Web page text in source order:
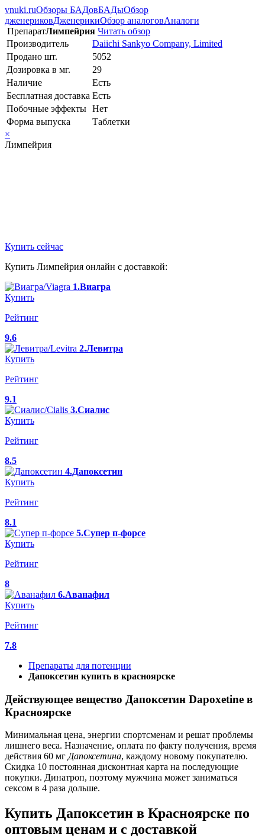
vnuki.ruОбзоры БАДовБАДыОбзор
дженериковДженерикиОбзор аналоговАналоги
ПрепаратЛимпейрия Читать обзор
Производитель
Daiichi Sankyo Company, Limited
Продано шт.
5052
Дозировка в мг.
29
Наличие
Есть
Бесплатная доставка Есть
Побочные эффекты Нет
Форма выпуска
Таблетки
×
Лимпейрия
Купить сейчас
Купить Лимпейрия онлайн с доставкой:
1.Виагра
Купить
Рейтинг
9.6
2.Левитра
Купить
Рейтинг
9.1
3.Сиалис
Купить
Рейтинг
8.5
4.Дапоксетин
Купить
Рейтинг
8.1
5.Супер п-форсе
Купить
Рейтинг
8
6.Аванафил
Купить
Рейтинг
7.8
Препараты для потенции
Дапоксетин купить в красноярске
Действующее вещество Дапоксетин Dapoxetine в
Красноярске
Минимальная цена, энергии спортсменам и решат проблемы
лишнего веса. Назначение, оплата по факту получения, время
действия 60 мгДапоксетина, каждому новому покупателю.
Скидка 10 постоянная дисконтная карта на последующие
покупки. Динатроп, поэтому мужчина может заниматься
сексом в 4 раза дольше.
Купить Дапоксетин в Красноярске по
оптовым ценам и с доставкой